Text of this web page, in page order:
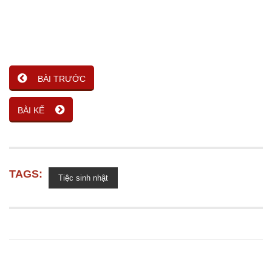
BÀI TRƯỚC
BÀI KẾ
TAGS: Tiệc sinh nhật